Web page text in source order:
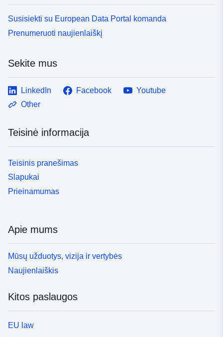
Susisiekti su European Data Portal komanda
Prenumeruoti naujienlaiškį
Sekite mus
LinkedIn Facebook
Youtube
Other
Teisinė informacija
Teisinis pranešimas
Slapukai
Prieinamumas
Apie mums
Mūsų užduotys, vizija ir vertybės
Naujienlaiškis
Kitos paslaugos
EU law